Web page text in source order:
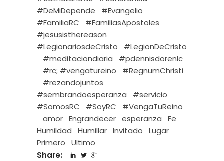
#DeMiDepende
#Evangelio
#FamiliaRC
#FamiliasApostoles
#jesusisthereason
#LegionariosdeCristo
#LegionDeCristo
#meditaciondiaria
#pdennisdorenlc
#rc; #vengatureino
#RegnumChristi
#rezandojuntos
#sembrandoesperanza
#servicio
#SomosRC
#SoyRC
#VengaTuReino
amor Engrandecer esperanza
Fe
Humildad
Humillar Invitado
Lugar
Primero
Ultimo
Share: